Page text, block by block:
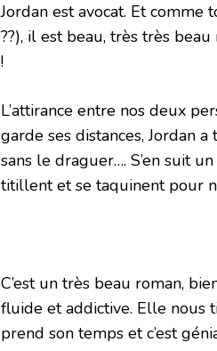
Jordan est avocat. Et comme
??), il est beau, très très
!
L’attirance entre nos deux
garde ses distances, Jordan
sans le draguer…. S’en suit
titillent et se taquinent pour
C’est un très beau roman,
fluide et addictive. Elle nous
prend son temps et c’est